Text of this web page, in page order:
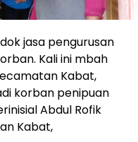
jasa pengurusan
Kali ini mbah
Kabat,
korban penipuan
Abdul Rofik
Kabat,